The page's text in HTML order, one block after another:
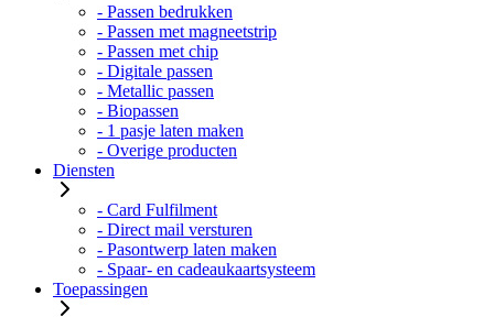
- Passen bedrukken
- Passen met magneetstrip
- Passen met chip
- Digitale passen
- Metallic passen
- Biopassen
- 1 pasje laten maken
- Overige producten
Diensten
- Card Fulfilment
- Direct mail versturen
- Pasontwerp laten maken
- Spaar- en cadeaukaartsysteem
Toepassingen